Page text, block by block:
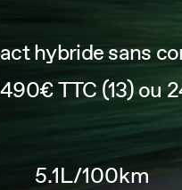
hybride sans
TTC (13) ou
5.1L/100km